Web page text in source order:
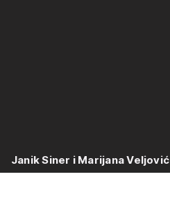
Janik Siner i Marijana Veljović